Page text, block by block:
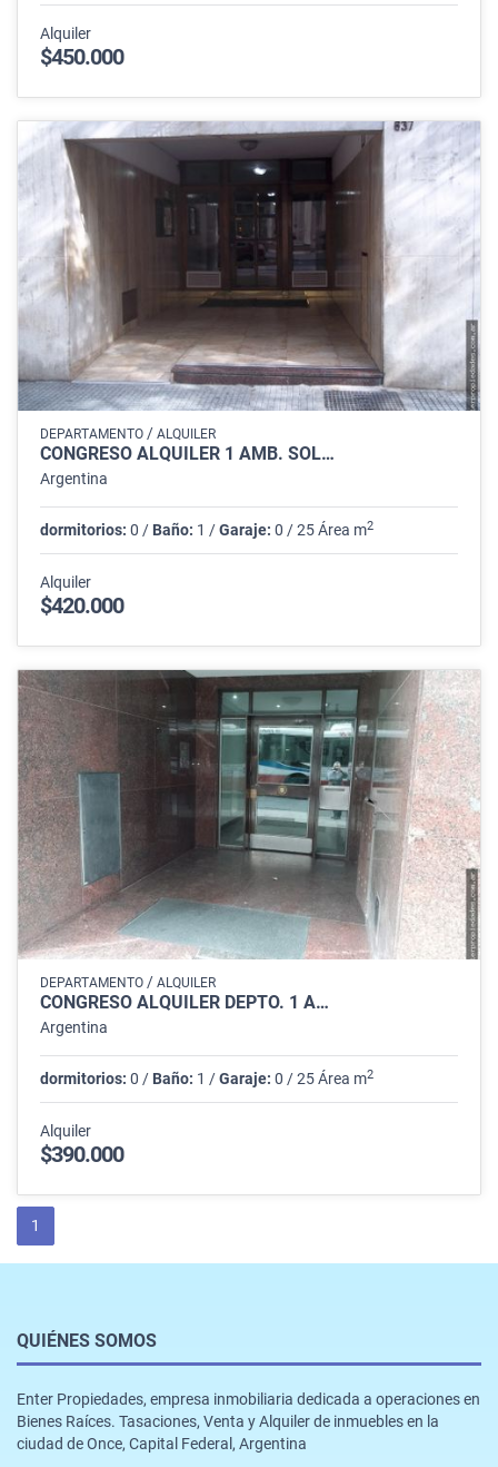
Alquiler
$450.000
DEPARTAMENTO / ALQUILER
CONGRESO ALQUILER 1 AMB. SOL…
Argentina
dormitorios: 0 / Baño: 1 /Garaje: 0 / 25 Área m2
Alquiler
$420.000
DEPARTAMENTO / ALQUILER
CONGRESO ALQUILER DEPTO. 1 A…
Argentina
dormitorios: 0 / Baño: 1 /Garaje: 0 / 25 Área m2
Alquiler
$390.000
1
QUIÉNES SOMOS
Enter Propiedades, empresa inmobiliaria dedicada a operaciones en
Bienes Raíces. Tasaciones, Venta y Alquiler de inmuebles en la
ciudad de Once, Capital Federal, Argentina